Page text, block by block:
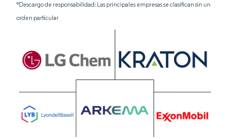
*Descargo de responsabilidad: Las principales empresas se clasifican sin un
orden particular